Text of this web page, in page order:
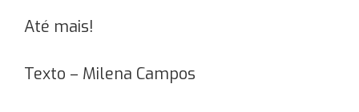
Até mais!
Texto – Milena Campos